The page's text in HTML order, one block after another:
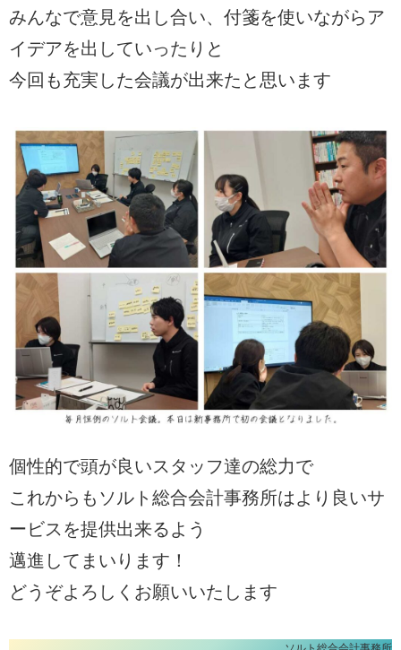
みんなで意見を出し合い、付箋を使いながらア
イデアを出していったりと
今回も充実した会議が出来たと思います
個性的で頭が良いスタッフ達の総力で
これからもソルト総合会計事務所はより良いサ
ービスを提供出来るよう
邁進してまいります！
どうぞよろしくお願いいたします